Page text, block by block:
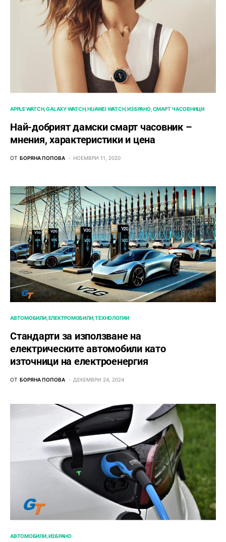
APPLE WATCH GALAXY WATCH HUAWEI WATCH ИЗБРАНО СМАРТ ЧАСОВНИЦИ
Най-добрият дамски смарт часовник –
мнения, характеристики и цена
ОТ БОРЯНА ПОПОВА НОЕМВРИ 11, 2020
АВТОМОБИЛИ ЕЛЕКТРОМОБИЛИ ТЕХНОЛОГИИ
Стандарти за използване на
електрическите автомобили като
източници на електроенергия
ОТ БОРЯНА ПОПОВА ДЕКЕМВРИ 24, 2024
АВТОМОБИЛИ ИЗБРАНО